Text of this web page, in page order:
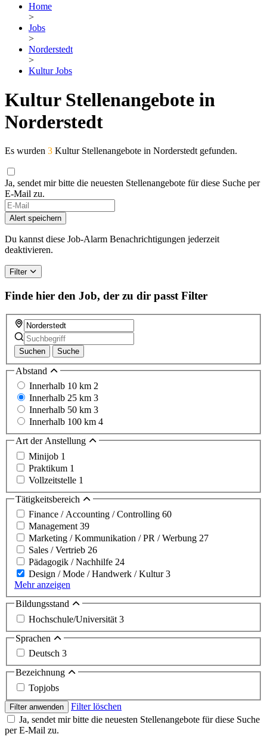
Home
>
Jobs
>
Norderstedt
>
Kultur Jobs
Kultur Stellenangebote in
Norderstedt
Es wurden 3 Kultur Stellenangebote in Norderstedt gefunden.
Ja, sendet mir bitte die neuesten Stellenangebote für diese Suche per
E-Mail zu.
If
you
are
a
human,
this
field
Alert speichern
Du kannst diese Job-Alarm Benachrichtigungen jederzeit
deaktivieren.
Filter
Finde hier den Job, der zu dir passt Filter
Suchen Suche
Abstand
Innerhalb 10 km 2
Innerhalb 25 km 3
Innerhalb 50 km 3
Innerhalb 100 km 4
Art der Anstellung
Minijob 1
Praktikum 1
Vollzeitstelle 1
Tätigkeitsbereich
Finance / Accounting / Controlling 60
Management 39
Marketing / Kommunikation / PR / Werbung 27
Sales / Vertrieb 26
Pädagogik / Nachhilfe 24
Design / Mode / Handwerk / Kultur3
Mehr anzeigen
Bildungsstand
Hochschule/Universität 3
Sprachen
Deutsch 3
Bezeichnung
Topjobs
Filter anwenden
Filter löschen
Ja, sendet mir bitte die neuesten Stellenangebote für diese Suche
per E-Mail zu.